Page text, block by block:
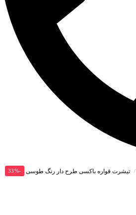
/ تیشرت قواره باکسی طرح دار رنگ طوسی کد T210
-33%